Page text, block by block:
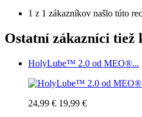
1 z 1 zákazníkov našlo túto
Ostatní zákazníci tiež
HolyLube™ 2.0 od MEO®...
24,99 € 19,99 €